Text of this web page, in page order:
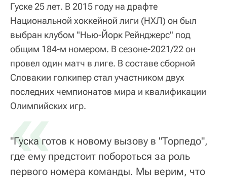
Гуске 25 лет. В 2015 году на драфте
Национальной хоккейной лиги (НХЛ) он был
выбран клубом "Нью-Йорк Рейнджерс" под
общим 184-м номером. В сезоне-2021/22 он
провел один матч в лиге. В составе сборной
Словакии голкипер стал участником двух
последних чемпионатов мира и квалификации
Олимпийских игр.
«
"Гуска готов к новому вызову в "Торпедо",
где ему предстоит побороться за роль
первого номера команды. Мы верим, что